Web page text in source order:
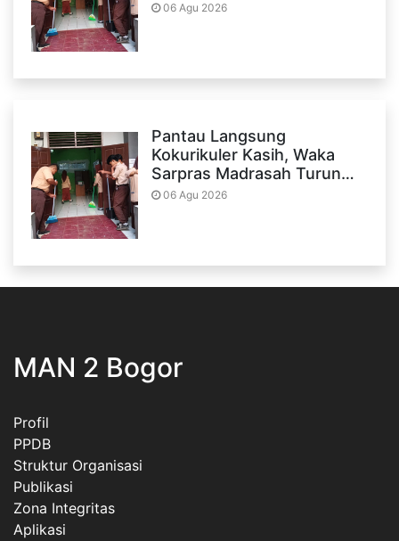
06 Agu 2026
Pantau Langsung
Kokurikuler Kasih, Waka
Sarpras Madrasah Turun…
06 Agu 2026
MAN 2 Bogor
Profil
PPDB
Struktur Organisasi
Publikasi
Zona Integritas
Aplikasi